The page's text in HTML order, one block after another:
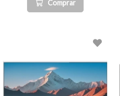
Comprar